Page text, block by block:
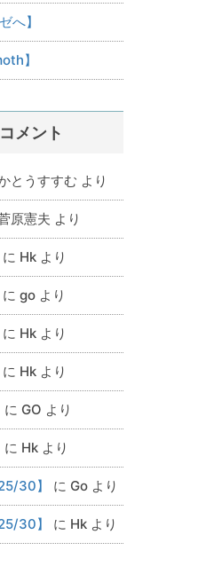
へ】
】
メント
とうすすむ より
原憲夫 より
に Hkより
に goより
に Hkより
に Hkより
に GO より
に Hkより
30】 に Goより
30】 に Hkより